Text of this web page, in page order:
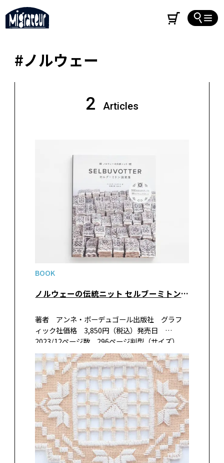
#ノルウェー
2 Articles
BOOK
ノルウェーの伝統ニット セルブーミトン図案集 500を超えるモチーフと35のクラシックパターン
著者 アンネ・ボーデュゴール出版社 グラフ
ィック社価格 3,850円（税込）発売日
2023/12ページ数 296ページ判型（サイズ）
A4変形判ISBN 978-4-7661-3757-6 書籍紹介
ノルウェーの伝統ニット「セルブーミトン」の
完全保存…